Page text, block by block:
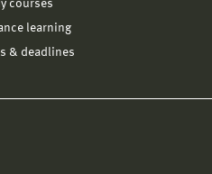
courses
learning
& deadlines